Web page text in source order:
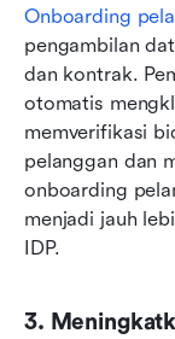
Onboarding
pengambilan
dan kontrak.
otomatis
memverifikasi
pelanggan dan
onboarding
menjadi jauh
IDP.
3.